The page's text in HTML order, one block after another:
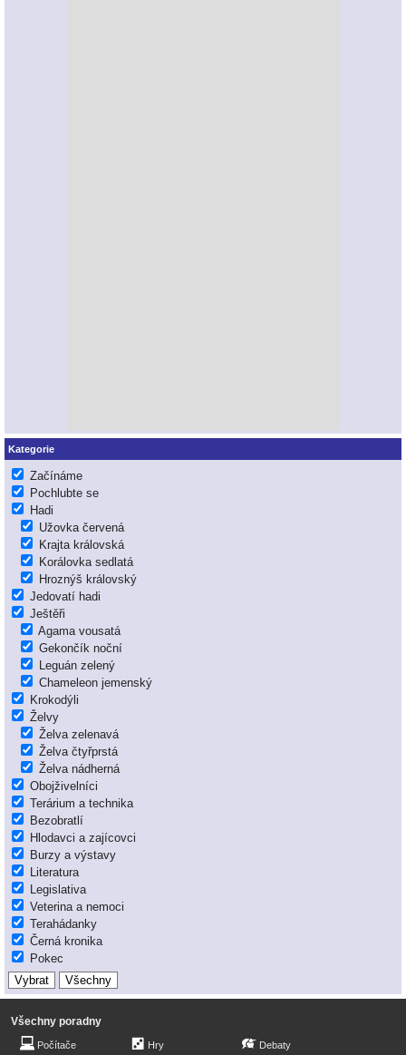
Kategorie
Začínáme
Pochlubte se
Hadi
Užovka červená
Krajta královská
Korálovka sedlatá
Hroznýš královský
Jedovatí hadi
Ještěři
Agama vousatá
Gekončík noční
Leguán zelený
Chameleon jemenský
Krokodýli
Želvy
Želva zelenavá
Želva čtyřprstá
Želva nádherná
Obojživelníci
Terárium a technika
Bezobratlí
Hlodavci a zajícovci
Burzy a výstavy
Literatura
Legislativa
Veterina a nemoci
Terahádanky
Černá kronika
Pokec
Všechny poradny
Počítače Hry Debaty